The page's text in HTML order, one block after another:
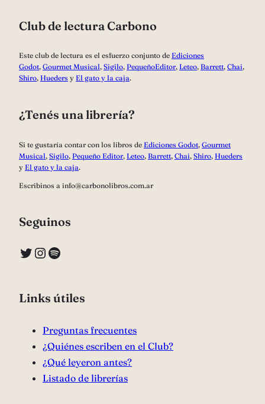
Club de lectura Carbono
Este club de lectura es el esfuerzo conjunto de Ediciones
Godot, Gourmet Musical, Sigilo, PequeñoEditor, Leteo, Barrett, Chai,
Shiro, Hueders y El gato y la caja.
¿Tenés una librería?
Si te gustaría contar con los libros de Ediciones Godot, Gourmet
Musical, Sigilo, Pequeño Editor, Leteo, Barrett, Chai, Shiro, Hueders
y El gato y la caja.
Escribinos a info@carbonolibros.com.ar
Seguinos
Twitter InstagramSpotify
Links útiles
Preguntas frecuentes
¿Quiénes escriben en el Club?
¿Qué leyeron antes?
Listado de librerías